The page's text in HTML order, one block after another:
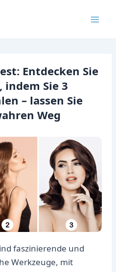
Entdecken Sie
Sie 3
– lassen Sie
Weg
faszinierende und
Werkzeuge, mit